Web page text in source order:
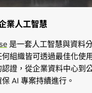
業人工智慧
是一套人工智慧與資料
組織皆可透過最佳化使
證，從企業資料中心到
AI 專案持續進行。